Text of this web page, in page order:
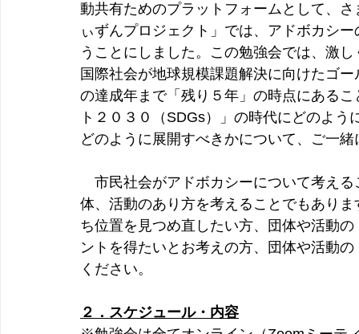
動共有ためのプラットフォームとして、
ぃずんプロジェクト」では、アドボカシ
うことにしました。この勉強会では、激
国際社会が地球規模課題解決に向けたゴ
の達成年まで「残り５年」の時点にある
ト２０３０（SDGs）」の時代にどのよ
どのように展開すべきかについて、ご一
市民社会がアドボカシーについて考え
体、活動のあり方を考えることでもあり
ち位置を見つめ直したい方、団体や活動
ントを得たいとお考えの方、団体や活動
ください。
２．スケジュール・内容